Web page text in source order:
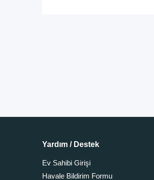
Yardım / Destek
Ev Sahibi Girişi
Havale Bildirim Formu